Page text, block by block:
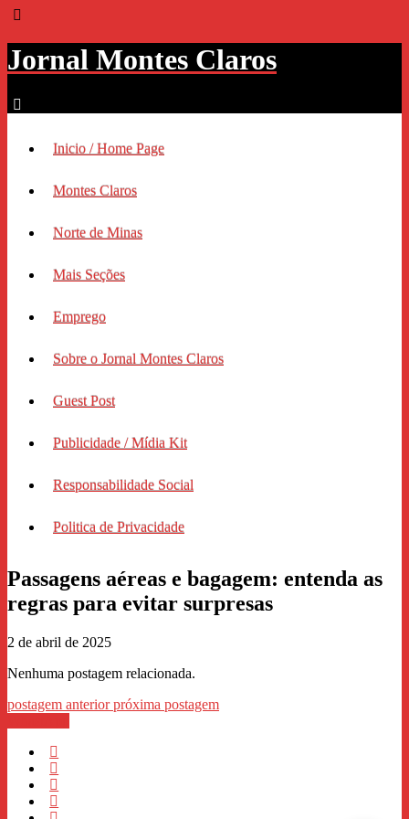
Jornal Montes Claros
Inicio / Home Page
Montes Claros
Norte de Minas
Mais Seções
Emprego
Sobre o Jornal Montes Claros
Guest Post
Publicidade / Mídia Kit
Responsabilidade Social
Politica de Privacidade
Passagens aéreas e bagagem: entenda as
regras para evitar surpresas
2 de abril de 2025
Nenhuma postagem relacionada.
postagem anteriorpróxima postagem